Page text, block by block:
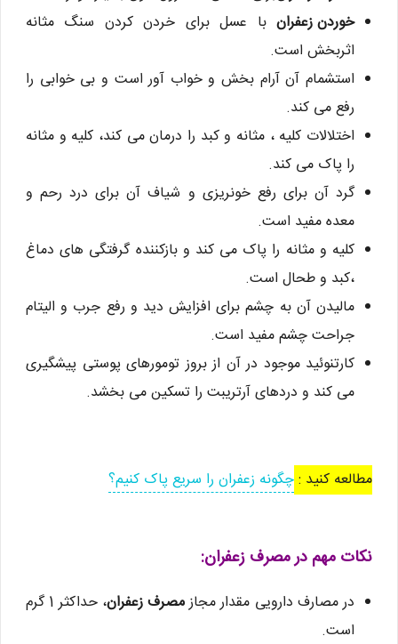
خوردن زعفران با عسل برای خردن کردن سنگ مثانه
اثربخش است.
استشمام آن آرام بخش و خواب آور است و بی خوابی را
رفع می کند.
اختلالات کلیه ، مثانه و کبد را درمان می کند، کلیه و مثانه
را پاک می کند.
گرد آن برای رفع خونریزی و شیاف آن برای درد رحم و
معده مفید است.
کلیه و مثانه را پاک می کند و بازکننده گرفتگی های دماغ
،کبد و طحال است.
مالیدن آن به چشم برای افزایش دید و رفع جرب و الیتام
جراحت چشم مفید است.
کارتنوئید موجود در آن از بروز تومورهای پوستی پیشگیری
می کند و دردهای آرتریبت را تسکین می بخشد.
مطالعه کنید :چگونه زعفران را سریع پاک کنیم؟
نکات مهم در مصرف زعفران:
در مصارف دارویی مقدار مجازمصرف زعفران
، حداکثر 1 گرم
است.